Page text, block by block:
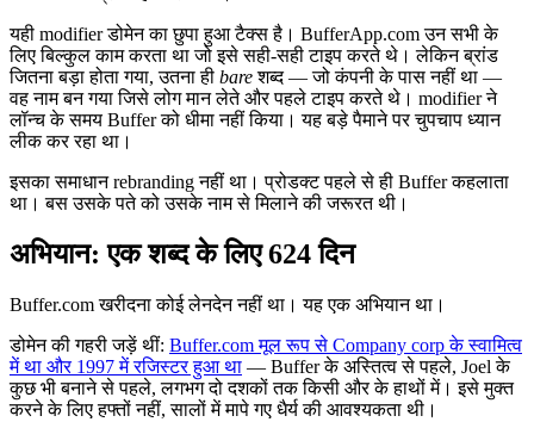
यही modifier डोमेन का छुपा हुआ टैक्स है। BufferApp.com उन सभी के
लिए बिल्कुल काम करता था जो इसे सही-सही टाइप करते थे। लेकिन ब्रांड
जितना बड़ा होता गया, उतना ही bareशब्द — जो कंपनी के पास नहीं था —
वह नाम बन गया जिसे लोग मान लेते और पहले टाइप करते थे। modifier ने
लॉन्च के समय Buffer को धीमा नहीं किया। यह बड़े पैमाने पर चुपचाप ध्यान
लीक कर रहा था।
इसका समाधान rebranding नहीं था। प्रोडक्ट पहले से ही Buffer कहलाता
था। बस उसके पते को उसके नाम से मिलाने की जरूरत थी।
अभियान: एक शब्द के लिए 624 दिन
Buffer.com खरीदना कोई लेनदेन नहीं था। यह एक अभियान था।
डोमेन की गहरी जड़ें थीं: Buffer.com मूल रूप से Company corp के स्वामित्व
में था और 1997 में रजिस्टर हुआ था — Buffer के अस्तित्व से पहले, Joel के
कुछ भी बनाने से पहले, लगभग दो दशकों तक किसी और के हाथों में। इसे मुक्त
करने के लिए हफ्तों नहीं, सालों में मापे गए धैर्य की आवश्यकता थी।